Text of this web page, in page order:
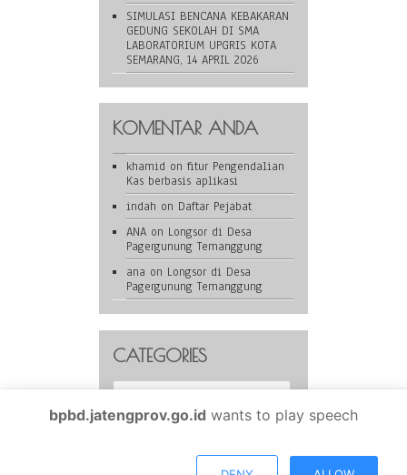
SIMULASI BENCANA KEBAKARAN
GEDUNG SEKOLAH DI SMA
LABORATORIUM UPGRIS KOTA
SEMARANG, 14 APRIL 2026
KOMENTAR ANDA
khamid on fitur Pengendalian
Kas berbasis aplikasi
indah on Daftar Pejabat
ANA on Longsor di Desa
Pagergunung Temanggung
ana on Longsor di Desa
Pagergunung Temanggung
CATEGORIES
Categories
BPBD Provinsi Jawa Tengah is proudly powered by WordPress
bpbd.jatengprov.go.id wants to play speech